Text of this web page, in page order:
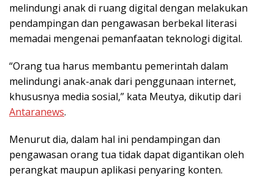
melindungi anak di ruang digital dengan melakukan
pendampingan dan pengawasan berbekal literasi
memadai mengenai pemanfaatan teknologi digital.
“Orang tua harus membantu pemerintah dalam
melindungi anak-anak dari penggunaan internet,
khususnya media sosial,” kata Meutya, dikutip dari
Antaranews.
Menurut dia, dalam hal ini pendampingan dan
pengawasan orang tua tidak dapat digantikan oleh
perangkat maupun aplikasi penyaring konten.